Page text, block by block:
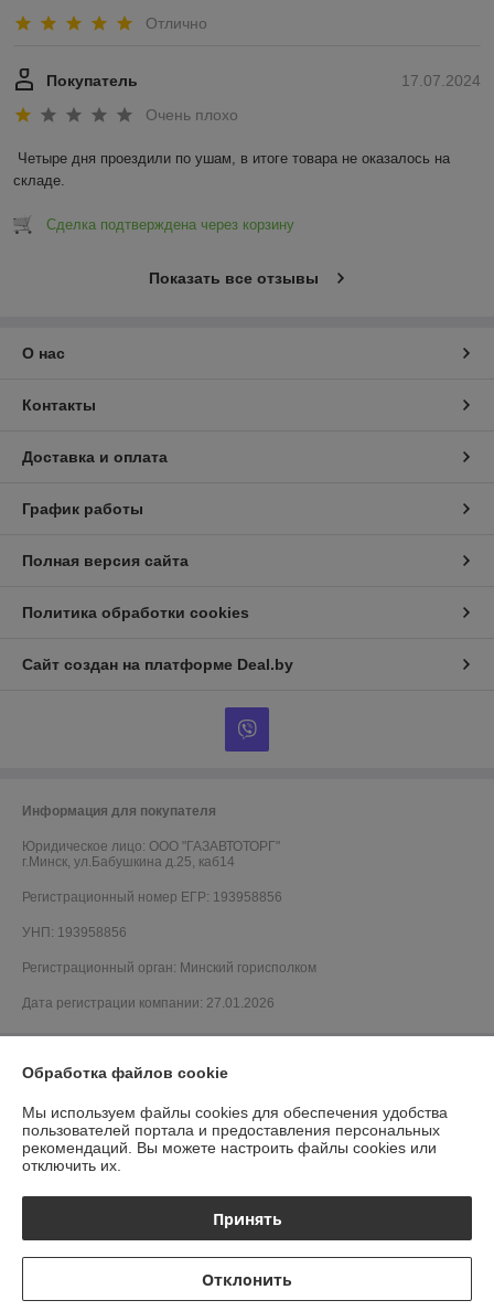
Отлично
17.07.2024
Покупатель
Очень плохо
Четыре дня проездили по ушам, в итоге товара не оказалось на
складе.
Сделка подтверждена через корзину
Показать все отзывы
О нас
Контакты
Доставка и оплата
График работы
Полная версия сайта
Политика обработки cookies
Сайт создан на платформе Deal.by
Информация для покупателя
Юридическое лицо: ООО "ГАЗАВТОТОРГ"
г.Минск, ул.Бабушкина д.25, каб14
Регистрационный номер ЕГР: 193958856
УНП: 193958856
Регистрационный орган: Минский горисполком
Дата регистрации компании: 27.01.2026
Обработка файлов cookie
Мы используем файлы cookies для обеспечения удобства
пользователей портала и предоставления персональных
рекомендаций. Вы можете настроить файлы cookies или
отключить их.
Принять
Отклонить